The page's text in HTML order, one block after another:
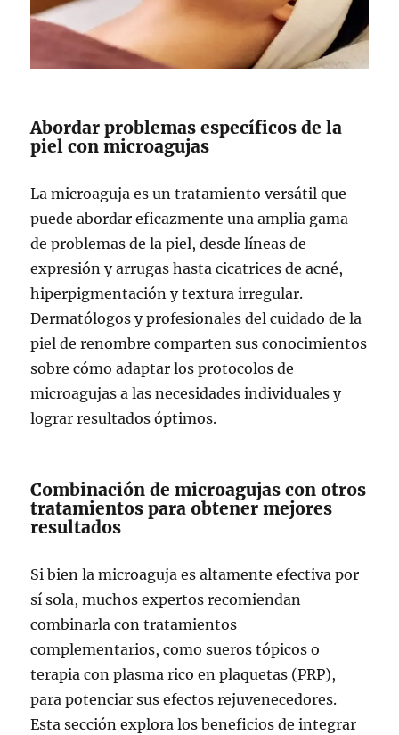
Abordar problemas específicos de la
piel con microagujas
La microaguja es un tratamiento versátil que
puede abordar eficazmente una amplia gama
de problemas de la piel, desde líneas de
expresión y arrugas hasta cicatrices de acné,
hiperpigmentación y textura irregular.
Dermatólogos y profesionales del cuidado de la
piel de renombre comparten sus conocimientos
sobre cómo adaptar los protocolos de
microagujas a las necesidades individuales y
lograr resultados óptimos.
Combinación de microagujas con otros
tratamientos para obtener mejores
resultados
Si bien la microaguja es altamente efectiva por
sí sola, muchos expertos recomiendan
combinarla con tratamientos
complementarios, como sueros tópicos o
terapia con plasma rico en plaquetas (PRP),
para potenciar sus efectos rejuvenecedores.
Esta sección explora los beneficios de integrar